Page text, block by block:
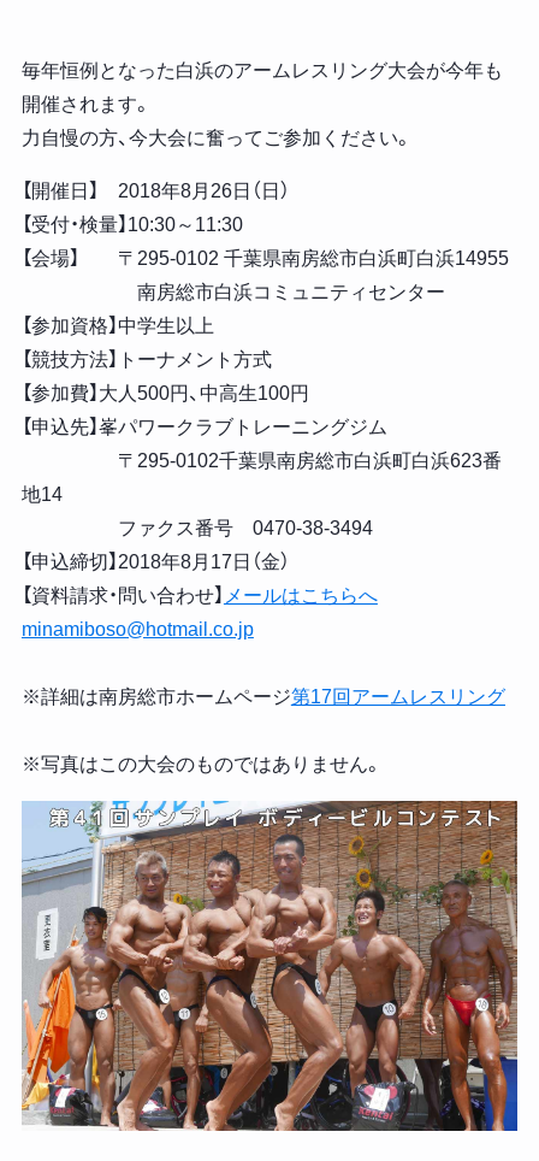
毎年恒例となった白浜のアームレスリング大会が今年も
開催されます。
力自慢の方、今大会に奮ってご参加ください。
【開催日】 2018年8月26日（日）
【受付・検量】10:30～11:30
【会場】 〒295-0102 千葉県南房総市白浜町白浜14955
南房総市白浜コミュニティセンター
【参加資格】中学生以上
【競技方法】トーナメント方式
【参加費】大人500円、中高生100円
【申込先】峯パワークラブトレーニングジム
〒295-0102千葉県南房総市白浜町白浜623番
地14
ファクス番号 0470-38-3494
【申込締切】2018年8月17日（金）
【資料請求・問い合わせ】 メールはこちらへ
minamiboso@hotmail.co.jp
※詳細は南房総市ホームページ第17回アームレスリング
※写真はこの大会のものではありません。